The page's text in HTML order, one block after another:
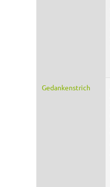
Gedankenstrich